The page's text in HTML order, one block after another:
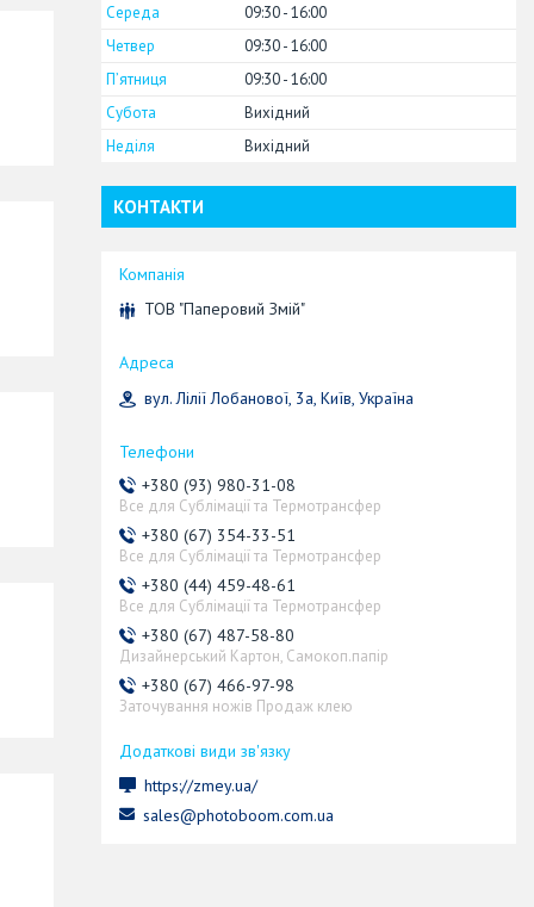
Середа
09:30 16:00
Четвер
09:30 16:00
Пʼятниця
09:30 16:00
Субота
Вихідний
Неділя
Вихідний
КОНТАКТИ
ТОВ "Паперовий Змій"
вул. Лілії Лобанової, 3а, Київ, Україна
+380 (93) 980-31-08
Все для Сублімації та Термотрансфер
+380 (67) 354-33-51
Все для Сублімації та Термотрансфер
+380 (44) 459-48-61
Все для Сублімації та Термотрансфер
+380 (67) 487-58-80
Дизайнерський Картон, Самокоп.папір
+380 (67) 466-97-98
Заточування ножів Продаж клею
https://zmey.ua/
sales@photoboom.com.ua